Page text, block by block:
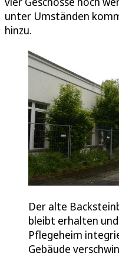
unter Umständen
hinzu.
Der alte
bleibt erhalten
Pflegeheim
Gebäude